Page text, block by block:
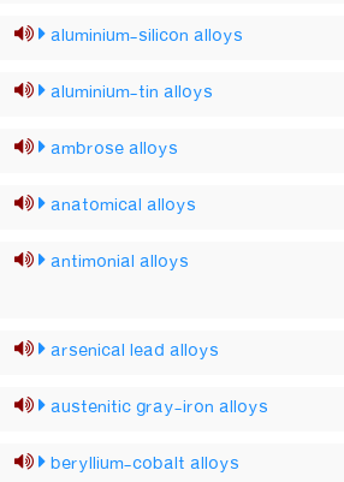
aluminium-silicon alloys
aluminium-tin alloys
ambrose alloys
anatomical alloys
antimonial alloys
arsenical lead alloys
austenitic gray-iron alloys
beryllium-cobalt alloys